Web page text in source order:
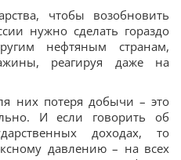
чтобы возобновить
нужно сделать гораздо
нефтяным странам,
реагируя даже на
них потеря добычи – это
И если говорить об
доходах, то
давлению – на всех